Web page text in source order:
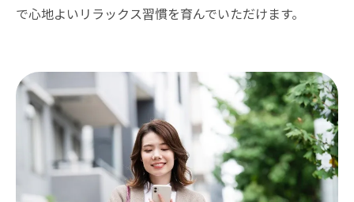
で心地よいリラックス習慣を育んでいただけます。